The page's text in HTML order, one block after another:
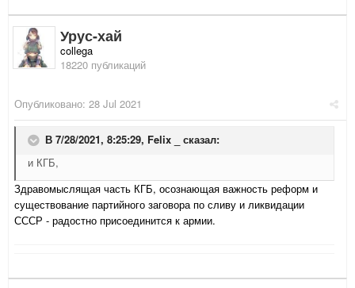
Урус-хай
collega
18220 публикаций
Опубликовано: 28 Jul 2021
В 7/28/2021, 8:25:29, Felix _
сказал:
и КГБ,
Здравомыслящая часть КГБ, осознающая важность реформ и
существование партийного заговора по сливу и ликвидации
СССР - радостно присоединится к армии.